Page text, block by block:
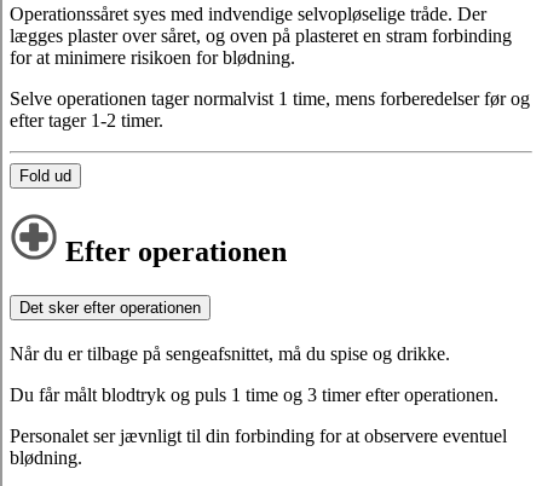
Operationssåret syes med indvendige selvopløselige tråde. Der
lægges plaster over såret, og oven på plasteret en stram forbinding
for at minimere risikoen for blødning.
Selve operationen tager normalvist 1 time, mens forberedelser før og
efter tager 1-2 timer.
Fold ud
Efter operationen
Det sker efter operationen
Når du er tilbage på sengeafsnittet, må du spise og drikke.
Du får målt blodtryk og puls 1 time og 3 timer efter operationen.
Personalet ser jævnligt til din forbinding for at observere eventuel
blødning.